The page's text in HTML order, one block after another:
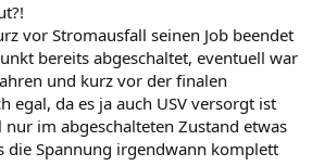
vor Stromausfall seinen Job beendet
bereits abgeschaltet, eventuell war
und kurz vor der finalen
egal, da es ja auch USV versorgt ist
im abgeschalteten Zustand etwas
die Spannung irgendwann komplett